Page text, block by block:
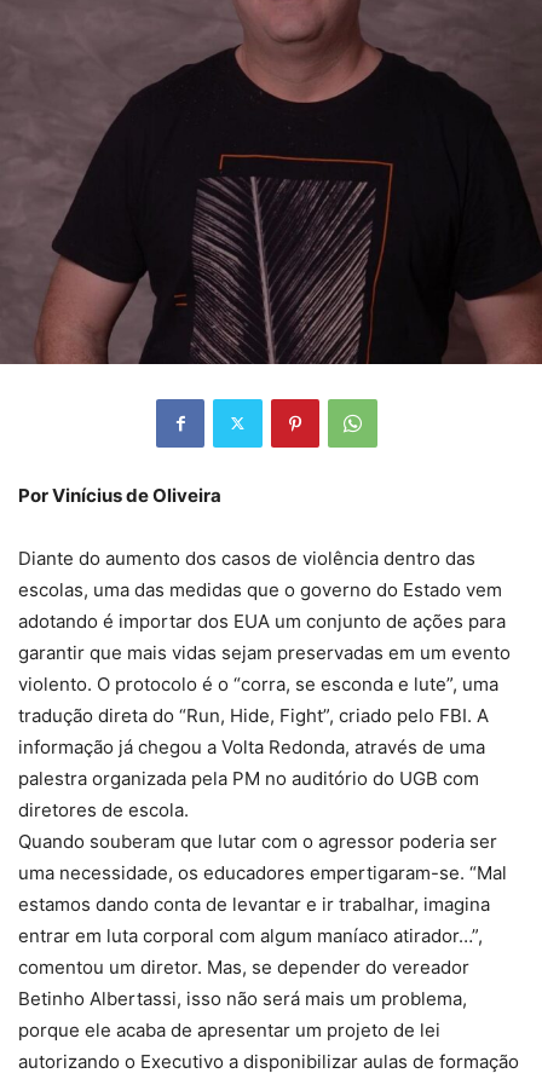
Por Vinícius de Oliveira
Diante do aumento dos casos de violência dentro das
escolas, uma das medidas que o governo do Estado vem
adotando é importar dos EUA um conjunto de ações para
garantir que mais vidas sejam preservadas em um evento
violento. O protocolo é o “corra, se esconda e lute”, uma
tradução direta do “Run, Hide, Fight”, criado pelo FBI. A
informação já chegou a Volta Redonda, através de uma
palestra organizada pela PM no auditório do UGB com
diretores de escola.
Quando souberam que lutar com o agressor poderia ser
uma necessidade, os educadores empertigaram-se. “Mal
estamos dando conta de levantar e ir trabalhar, imagina
entrar em luta corporal com algum maníaco atirador…”,
comentou um diretor. Mas, se depender do vereador
Betinho Albertassi, isso não será mais um problema,
porque ele acaba de apresentar um projeto de lei
autorizando o Executivo a disponibilizar aulas de formação